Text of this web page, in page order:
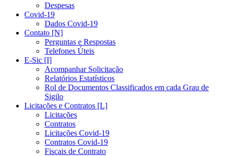
Despesas
Covid-19
Dados Covid-19
Contato [N]
Perguntas e Respostas
Telefones Úteis
E-Sic [I]
Acompanhar Solicitação
Relatórios Estatísticos
Rol de Documentos Classificados em cada Grau de
Sigilo
Licitações e Contratos [L]
Licitações
Contratos
Licitações Covid-19
Contratos Covid-19
Fiscais de Contrato